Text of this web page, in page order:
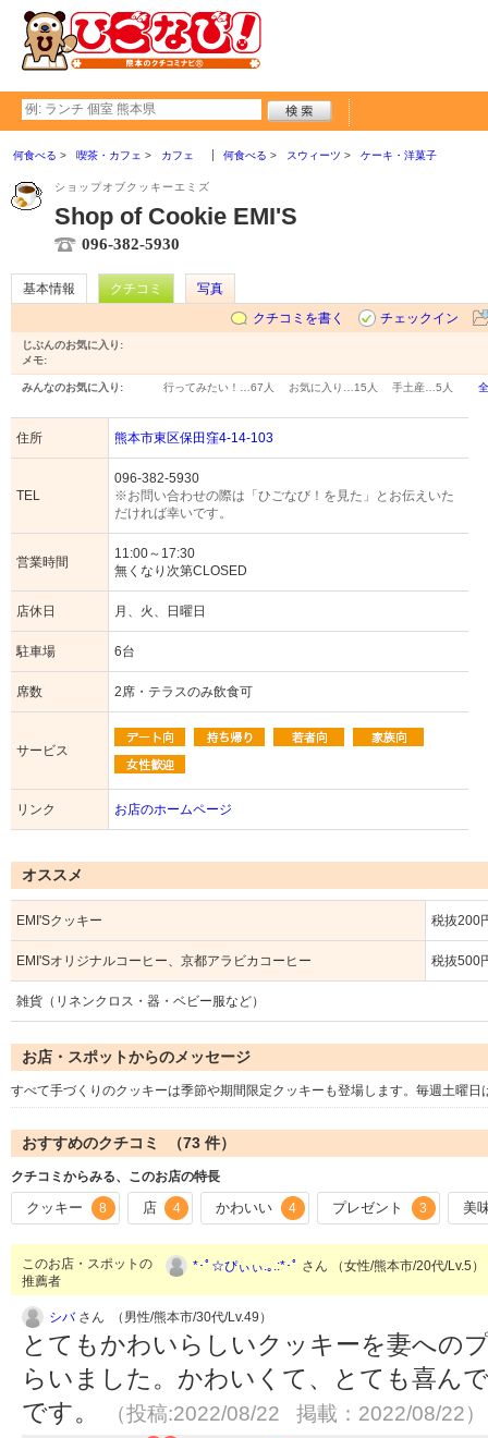
何食べる 喫茶・カフェ カフェ 何食べる スウィーツ ケーキ・洋菓子
ショップオブクッキーエミズ
Shop of Cookie EMI'S
096-382-5930
基本情報 クチコミ
写真
クチコミを書く
チェックイン
じぶんのお気に入り:
メモ:
みんなのお気に入り: 行ってみたい！… 67人 お気に入り… 15人 手土産… 5人
住所 熊本市東区保田窪4-14-103
TEL
096-382-5930
※お問い合わせの際は「ひごなび！を見た」とお伝えいた
だければ幸いです。
営業時間
11:00～17:30
無くなり次第CLOSED
店休日 月、火、日曜日
駐車場 6台
席数 2席・テラスのみ飲食可
サービス
リンク お店のホームページ
オススメ
EMI'Sクッキー 税抜200
EMI'Sオリジナルコーヒー、京都アラビカコーヒー 税抜500
雑貨（リネンクロス・器・ベビー服など）
お店・スポットからのメッセージ
すべて手づくりのクッキーは季節や期間限定クッキーも登場します。毎週土曜
おすすめのクチコミ （73 件）
クチコミからみる、このお店の特長
クッキー 8 店 4 かわいい 4 プレゼント 3 美
このお店・スポットの
推薦者
*･ﾟ☆ぴぃぃ.｡.:*･ﾟ さん （女性/熊本市/20代/Lv.5）
シバさん （男性/熊本市/30代/Lv.49）
とてもかわいらしいクッキーを妻への
らいました。かわいくて、とても喜ん
です。
（投稿:2022/08/22 掲載：2022/08/22）